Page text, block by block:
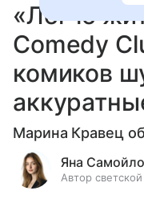
«Легче
Comedy
комиков
Марина Кравец
Яна
Автор